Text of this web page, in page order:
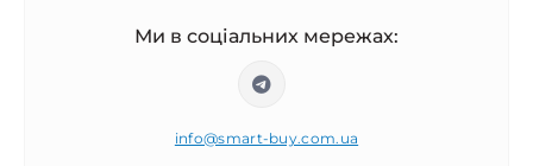
Ми в соціальних мережах:
info@smart-buy.com.ua